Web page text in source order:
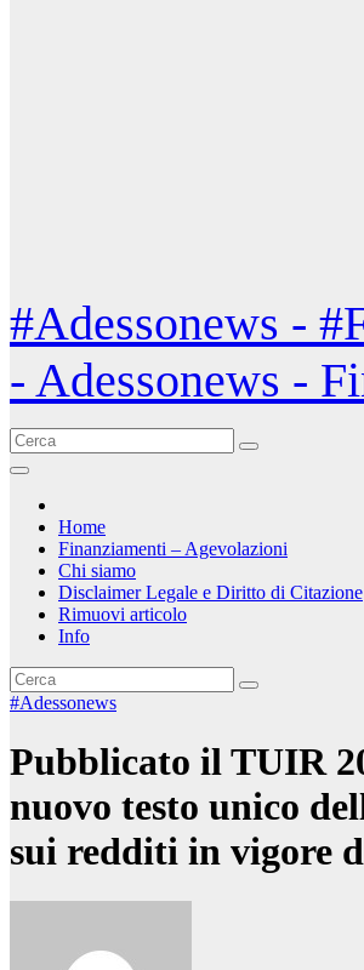
#Adessonews -
- Adessonews -
Home
Finanziamenti – Agevolazioni
Chi siamo
Disclaimer Legale e Diritto di Citazione
Rimuovi articolo
Info
#Adessonews
Pubblicato il TUIR
nuovo testo unico
sui redditi in vigore